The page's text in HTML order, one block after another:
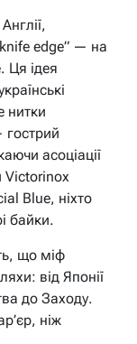
edge” — на
Ця ідея
нитки
гострий
асоціації
Victorinox
Blue, ніхто
байки.
що міф
від Японії
до Заходу.
ніж